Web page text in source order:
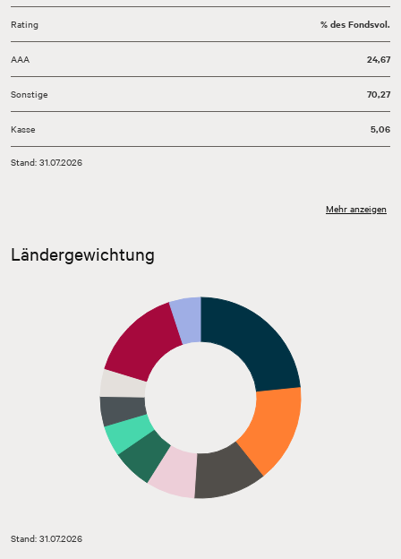
Rating % des Fondsvol.
AAA 24,67
Sonstige 70,27
Kasse 5,06
Stand: 31.07.2026
Mehr anzeigen
Ländergewichtung
Stand: 31.07.2026